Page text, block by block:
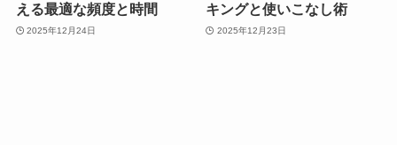
える最適な頻度と時間
2025年12月24日
キングと使いこなし術
2025年12月23日